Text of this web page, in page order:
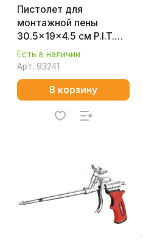
Пистолет для
монтажной пены
30.5x19x4.5 см P.I.T.
(HFMG01-A01A)
Есть в наличии
Арт. 93241
В корзину